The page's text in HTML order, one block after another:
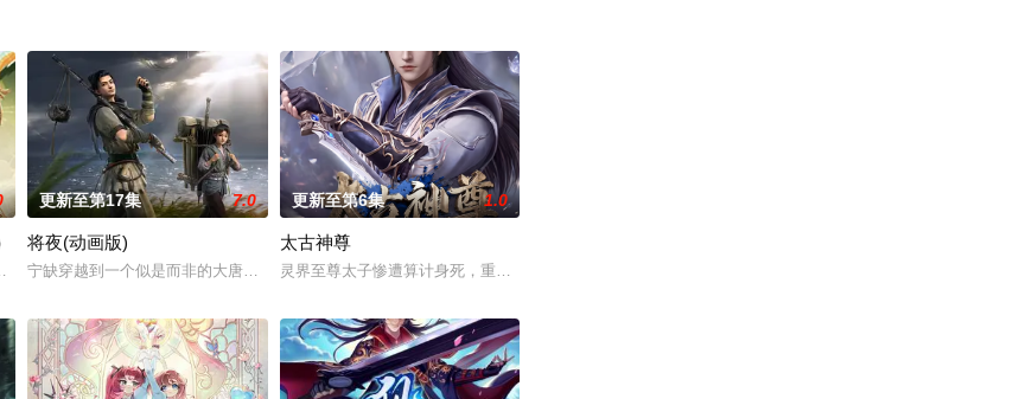
万古岁月，经历无数时空的熬炼，岁月长河的洗礼，他化万古，他化自在。看男主石昊如何一生极致辉煌，造就无尽传说。
叶罗丽仙境。这里的仙子因自然与人类世界的兴衰而生，也与万物命运相连。当人类世界灾难骤起，风云失色，失衡的力量逐渐波及仙境。危机之中，
更新至第17集 7.0
将夜(动画版)
宁缺穿越到一个似是而非的大唐世界，却发现此处为处处惊险的修行世界，原本以为自己可以从此吃香喝辣，一跃成为人上人时，他却发现自己既
更新至第6集 1.0
太古神尊
灵界至尊太子惨遭算计身死，重生跌落凡尘沦为底层杂役！身怀绝世造化神丹与逆天功法，仅凭一柄锈剑掀